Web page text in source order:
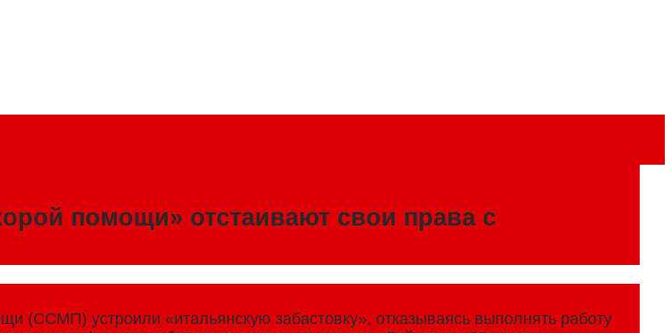
помощи» отстаивают свои права с
(ССМП) устроили «итальянскую забастовку», отказываясь выполнять работу